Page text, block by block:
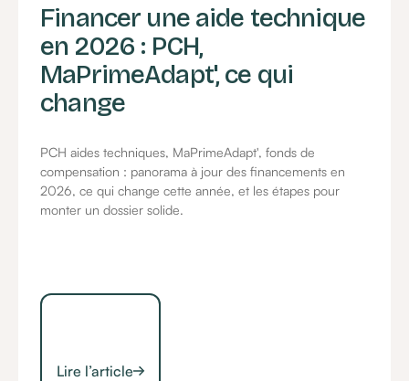
Financer une aide technique
en 2026 : PCH,
MaPrimeAdapt', ce qui
change
PCH aides techniques, MaPrimeAdapt', fonds de
compensation : panorama à jour des financements en
2026, ce qui change cette année, et les étapes pour
monter un dossier solide.
Lire l’article